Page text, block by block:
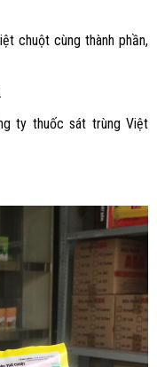
chuột cùng thành phần,
ty thuốc sát trùng Việt